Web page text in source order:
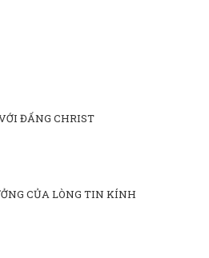
ĐẤNG CHRIST
CỦA LÒNG TIN KÍNH